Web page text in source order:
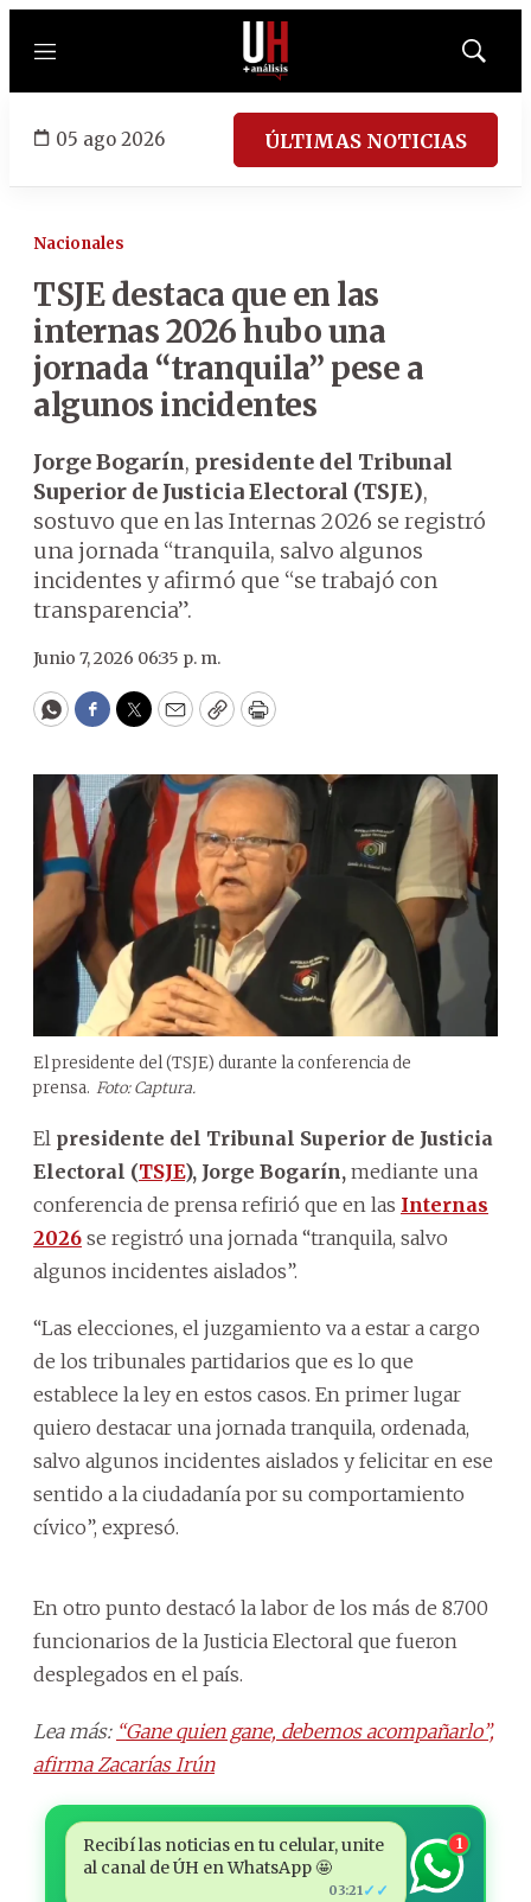
Menú
Mostrar
05 ago 2026 ÚLTIMAS NOTICIAS
Nacionales
TSJE destaca que en las
internas 2026 hubo una
jornada “tranquila” pese a
algunos incidentes
Jorge Bogarín, presidente del Tribunal
Superior de Justicia Electoral (TSJE),
sostuvo que en las Internas 2026 se registró
una jornada “tranquila, salvo algunos
incidentes y afirmó que “se trabajó con
transparencia”.
Junio 7, 2026 06:35 p. m.
WhatsApp
Facebook
Twitter
EmailCopyPrint
El presidente del (TSJE) durante la conferencia de
prensa. Foto: Captura.
El presidente del Tribunal Superior de Justicia
Electoral (TSJE), Jorge Bogarín, mediante una
conferencia de prensa refirió que en las Internas
2026 se registró una jornada “tranquila, salvo
algunos incidentes aislados”.
“Las elecciones, el juzgamiento va a estar a cargo
de los tribunales partidarios que es lo que
establece la ley en estos casos. En primer lugar
quiero destacar una jornada tranquila, ordenada,
salvo algunos incidentes aislados y felicitar en ese
sentido a la ciudadanía por su comportamiento
cívico”, expresó.
En otro punto destacó la labor de los más de 8.700
funcionarios de la Justicia Electoral que fueron
desplegados en el país.
Lea más: “Gane quien gane, debemos acompañarlo”,
afirma Zacarías Irún
Recibí las noticias en tu celular, unite
al canal de ÚH en WhatsApp 🤩
03:21 ✓✓
1